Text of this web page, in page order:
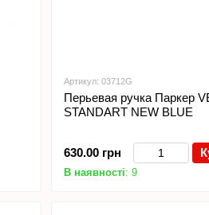
Артикул: 03712G
Перьевая ручка Паркер
STANDART NEW BLUE
630.00 грн
В наявності: 9